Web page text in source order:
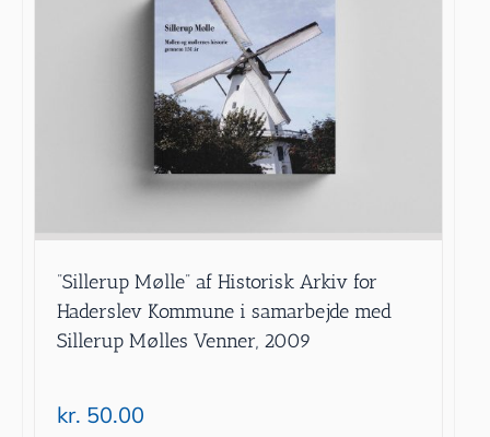
”Sillerup Mølle” af Historisk Arkiv for
Haderslev Kommune i samarbejde med
Sillerup Mølles Venner, 2009
kr. 50.00